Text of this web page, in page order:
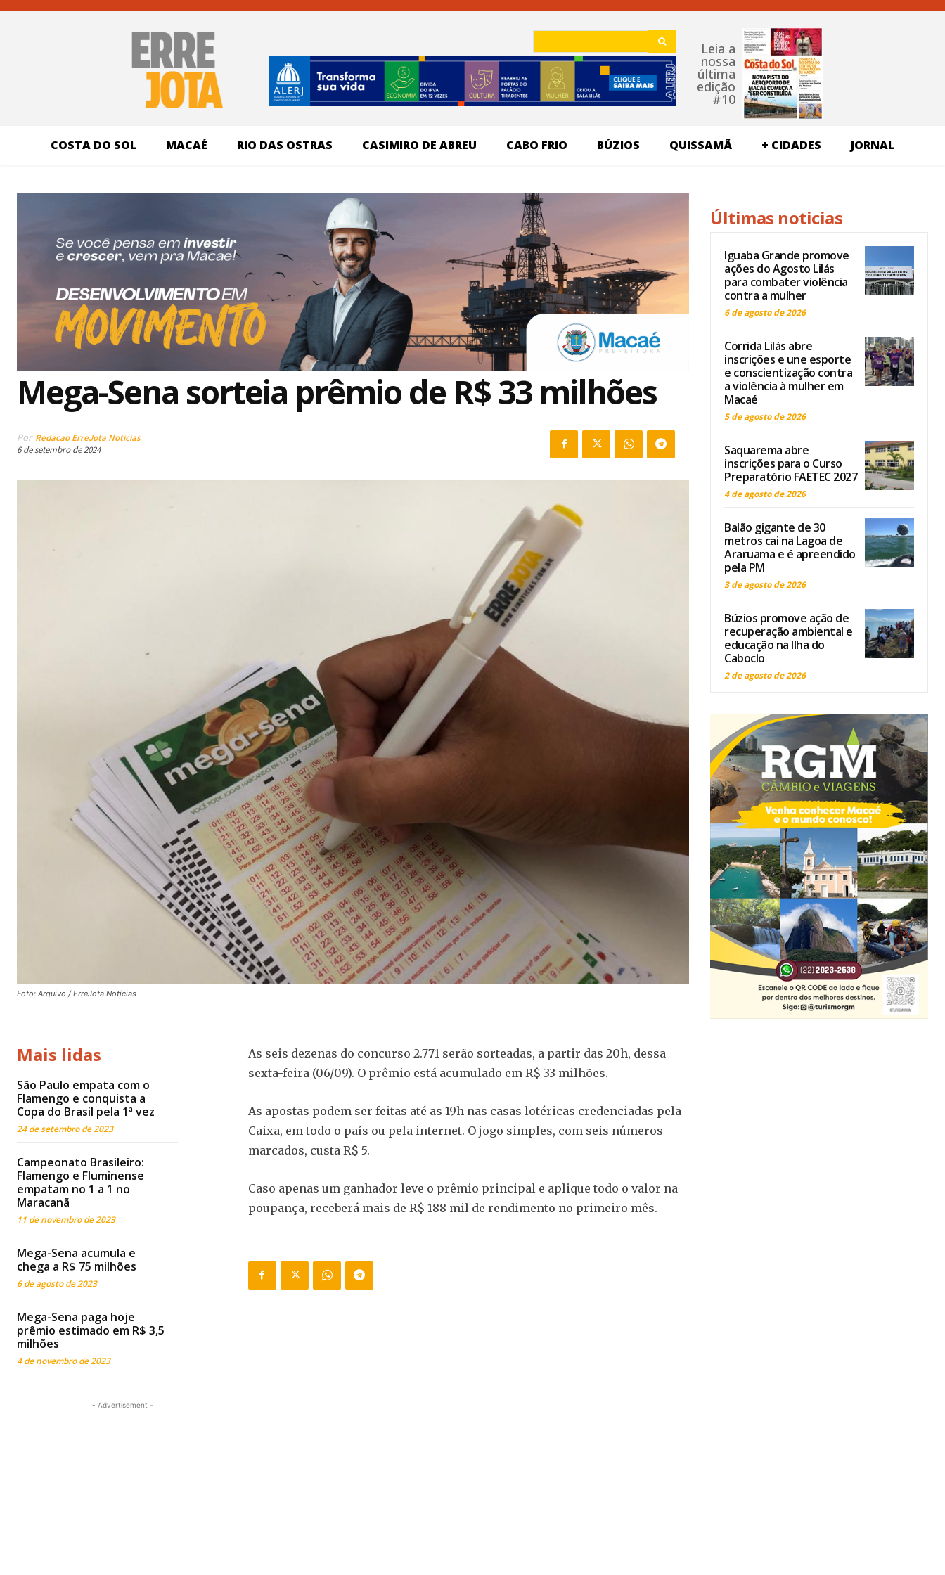
Leia a
nossa
última
edição
#10
COSTA DO SOL MACAÉ RIO DAS OSTRAS CASIMIRO DE ABREU CABO FRIO BÚZIOS QUISSAMÃ + CIDADES JORNAL
Mega-Sena sorteia prêmio de R$ 33 milhões
Por Redacao ErreJota Noticias
6 de setembro de 2024
Foto: Arquivo / ErreJota Notícias
Mais lidas
São Paulo empata com o
Flamengo e conquista a
Copa do Brasil pela 1ª vez
24 de setembro de 2023
Campeonato Brasileiro:
Flamengo e Fluminense
empatam no 1 a 1 no
Maracanã
11 de novembro de 2023
Mega-Sena acumula e
chega a R$ 75 milhões
6 de agosto de 2023
Mega-Sena paga hoje
prêmio estimado em R$ 3,5
milhões
4 de novembro de 2023
- Advertisement -
As seis dezenas do concurso 2.771 serão sorteadas, a partir das 20h, dessa
sexta-feira (06/09). O prêmio está acumulado em R$ 33 milhões.
As apostas podem ser feitas até as 19h nas casas lotéricas credenciadas pela
Caixa, em todo o país ou pela internet. O jogo simples, com seis números
marcados, custa R$ 5.
Caso apenas um ganhador leve o prêmio principal e aplique todo o valor na
poupança, receberá mais de R$ 188 mil de rendimento no primeiro mês.
Últimas noticias
Iguaba Grande promove
ações do Agosto Lilás
para combater violência
contra a mulher
6 de agosto de 2026
Corrida Lilás abre
inscrições e une esporte
e conscientização contra
a violência à mulher em
Macaé
5 de agosto de 2026
Saquarema abre
inscrições para o Curso
Preparatório FAETEC 2027
4 de agosto de 2026
Balão gigante de 30
metros cai na Lagoa de
Araruama e é apreendido
pela PM
3 de agosto de 2026
Búzios promove ação de
recuperação ambiental e
educação na Ilha do
Caboclo
2 de agosto de 2026